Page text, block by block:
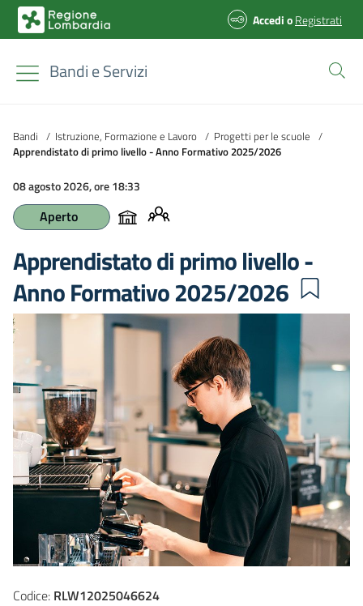
AccedioRegistrati
Bandi e Servizi
Bandi / Istruzione, Formazione e Lavoro / Progetti per le scuole /
Apprendistato di primo livello - Anno Formativo 2025/2026
08 agosto 2026, ore 18:33
Aperto
Apprendistato di primo livello -
Anno Formativo 2025/2026
Codice: RLW12025046624